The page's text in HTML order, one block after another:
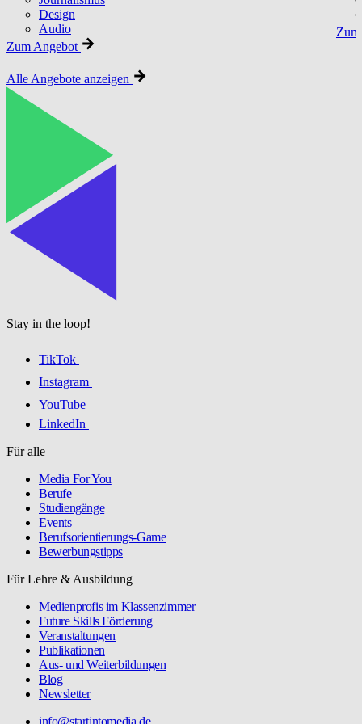
Design
Audio
Zum Angebot
Alle Angebote anzeigen
Stay in the loop!
TikTok
Instagram
YouTube
LinkedIn
Für alle
Media For You
Berufe
Studiengänge
Events
Berufsorientierungs-Game
Bewerbungstipps
Für Lehre & Ausbildung
Medienprofis im Klassenzimmer
Future Skills Förderung
Veranstaltungen
Publikationen
Aus- und Weiterbildungen
Blog
Newsletter
info@startintomedia.de